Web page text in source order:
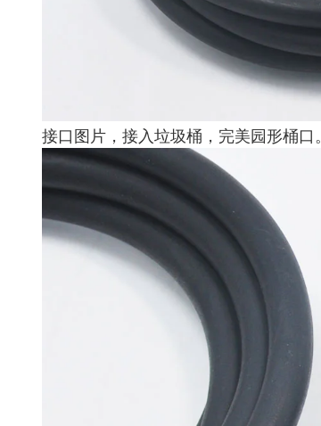
接口图片，接入垃圾桶，完美园形桶口。